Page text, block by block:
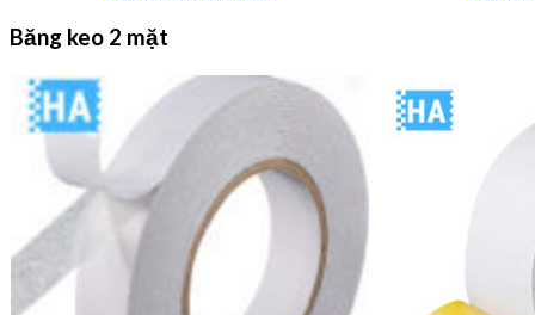
Băng keo 2 mặt